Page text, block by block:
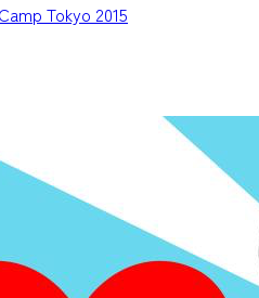
Tokyo 2015